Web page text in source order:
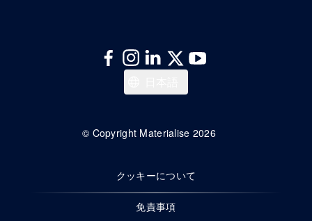
Deutsch
English
© Copyright Materialise 2026
クッキーについて
免責事項